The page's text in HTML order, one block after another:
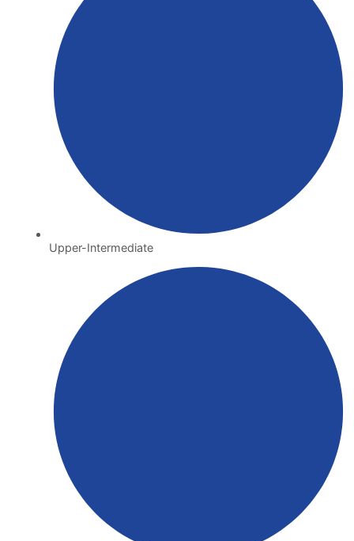
Upper-Intermediate